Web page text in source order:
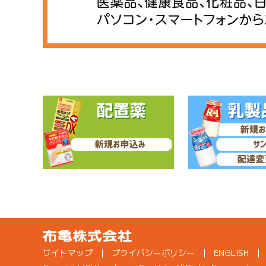
サイトマップ プライバシーポリシー ENGLISH